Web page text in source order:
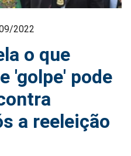
2022
o que
'golpe' pode
a reeleição